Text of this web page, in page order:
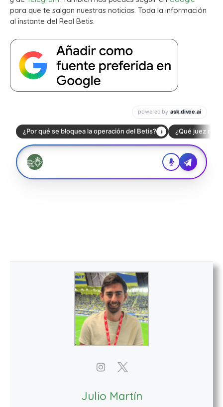
para que te salgan nuestras noticias. Toda la información
al instante del Real Betis.
Julio Martín